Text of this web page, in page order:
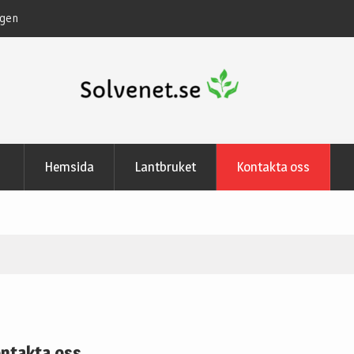
Hemsida Lantbruket Kontakta oss